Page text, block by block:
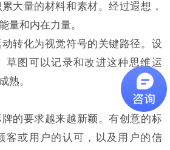
大量的材料和素材。经过遐想，
量和内在力量。
转化为视觉符号的关键路径。设
草图可以记录和改进这种思维运
熟。
的要求越来越新颖。有创意的标
客或用户的认可，以及用户的信